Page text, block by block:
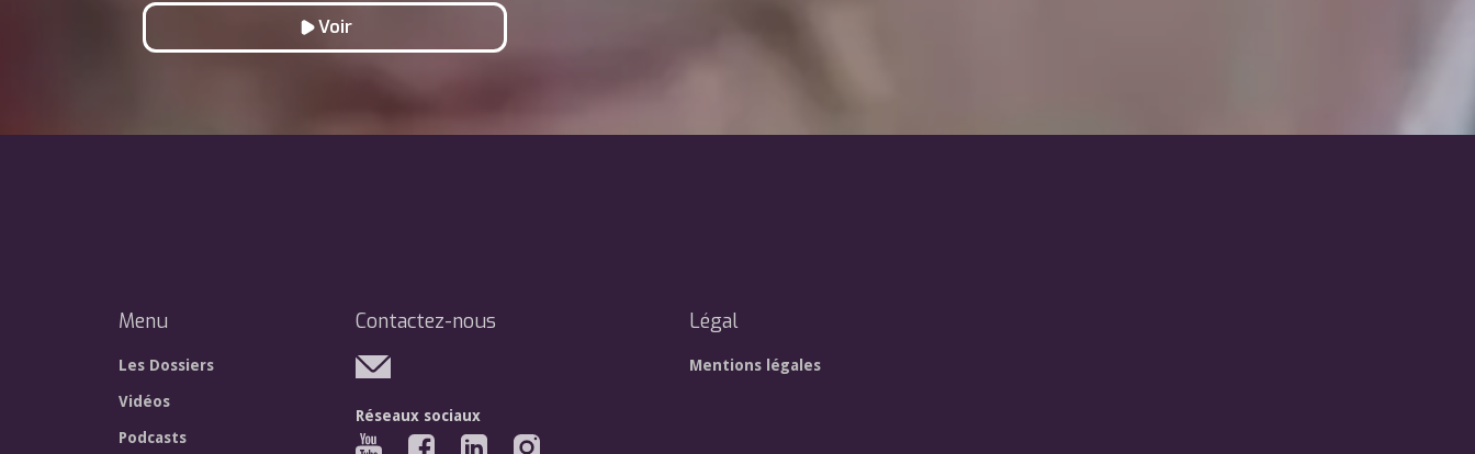
Voir
Menu
Les Dossiers
Vidéos
Podcasts
Contactez-nous
Réseaux sociaux
Légal
Mentions légales